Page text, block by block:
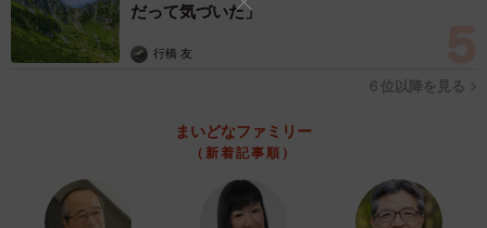
だって気づいた」
行橋 友
６位以降を見る
まいどなファミリー
（新着記事順）